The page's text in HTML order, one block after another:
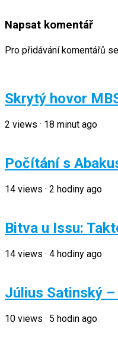
Napsat komentář
Pro přidávání komentářů
Skrytý hovor
2 views · 18 minut ago
Počítání s
14 views · 2 hodiny ago
Bitva u Issu:
14 views · 4 hodiny ago
Július Satinský
10 views · 5 hodin ago